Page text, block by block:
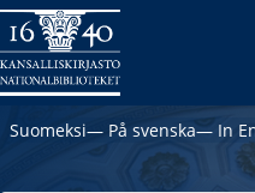
Suomeksi― På svenska― In